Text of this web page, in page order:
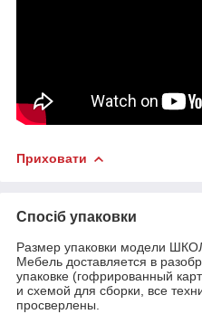
Приховати
Спосіб упаковки
Размер упаковки модели
Мебель доставляется в
упаковке (гофрированный
и схемой для сборки, все
просверлены.